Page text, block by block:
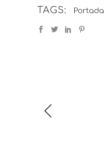
TAGS: Portada